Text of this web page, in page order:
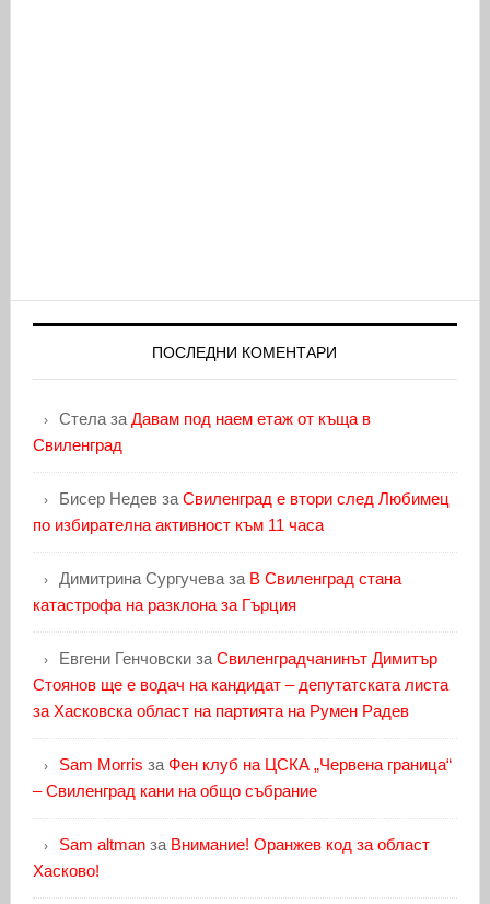
ПОСЛЕДНИ КОМЕНТАРИ
Стелаза Давам под наем етаж от къща в
Свиленград
Бисер Недевза Свиленград е втори след Любимец
по избирателна активност към 11 часа
Димитрина Сургучеваза В Свиленград стана
катастрофа на разклона за Гърция
Евгени Генчовскиза Свиленградчанинът Димитър
Стоянов ще е водач на кандидат – депутатската листа
за Хасковска област на партията на Румен Радев
Sam Morris за Фен клуб на ЦСКА „Червена граница“
– Свиленград кани на общо събрание
Sam altmanза Внимание! Оранжев код за област
Хасково!